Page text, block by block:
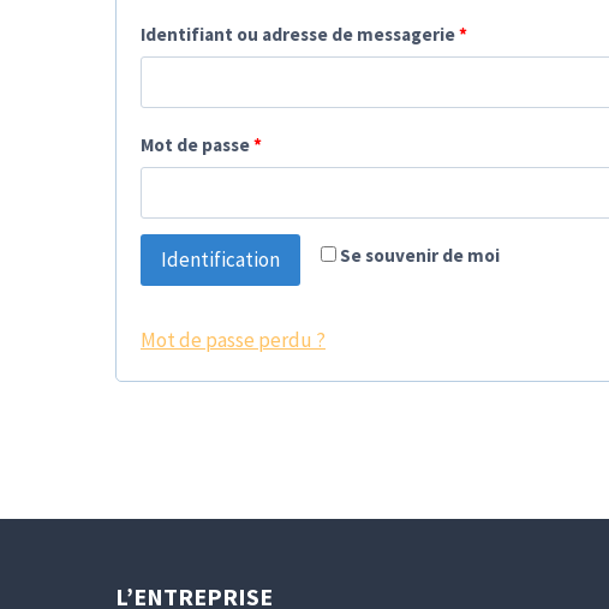
Identifiant ou adresse de messagerie*
Mot de passe*
Se souvenir de moi
Identification
Mot de passe perdu ?
L’ENTREPRISE